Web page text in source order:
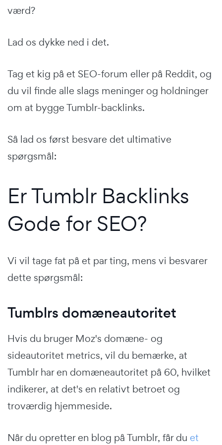
værd?
Lad os dykke ned i det.
Tag et kig på et SEO-forum eller på Reddit, og
du vil finde alle slags meninger og holdninger
om at bygge Tumblr-backlinks.
Så lad os først besvare det ultimative
spørgsmål:
Er Tumblr Backlinks
Gode for SEO?
Vi vil tage fat på et par ting, mens vi besvarer
dette spørgsmål:
Tumblrs domæneautoritet
Hvis du bruger Moz's domæne- og
sideautoritet metrics, vil du bemærke, at
Tumblr har en domæneautoritet på 60, hvilket
indikerer, at det's en relativt betroet og
troværdig hjemmeside.
Når du opretter en blog på Tumblr, får du et